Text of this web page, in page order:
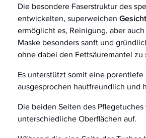
Die besondere Faserstruktur des
entwickelten, superweichen
ermöglicht es, Reinigung, aber
Maske besonders sanft und
ohne dabei den Fettsäuremantel zu
Es unterstützt somit eine
ausgesprochen hautfreundlich und
Die beiden Seiten des
unterschiedliche Oberflächen auf.